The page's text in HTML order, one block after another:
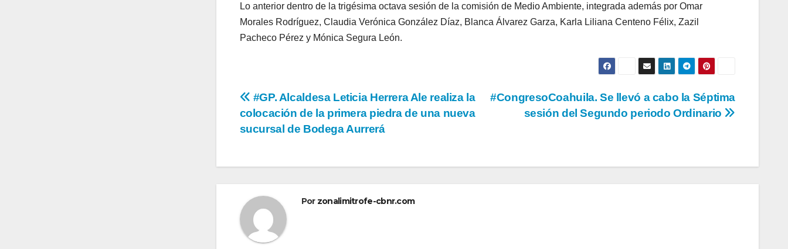
Lo anterior dentro de la trigésima octava sesión de la comisión de Medio Ambiente, integrada además por Omar
Morales Rodríguez, Claudia Verónica González Díaz, Blanca Álvarez Garza, Karla Liliana Centeno Félix, Zazil
Pacheco Pérez y Mónica Segura León.
Navegación
de
#CongresoCoahuila. Se llevó a cabo la Séptima
sesión del Segundo periodo Ordinario
#GP. Alcaldesa Leticia Herrera Ale realiza la
colocación de la primera piedra de una nueva
sucursal de Bodega Aurrerá
Por zonalimitrofe-cbnr.com